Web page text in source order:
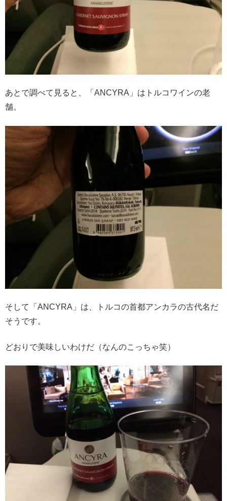
あとで調べて見ると、「ANCYRA」はトルコワインの老
舗。
そして「ANCYRA」は、トルコの首都アンカラの古代名だ
そうです。
どおりで美味しいわけだ（なんのこっちゃ笑）